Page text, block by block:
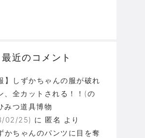
最近のコメント
】しずかちゃんの服が破れ
、全カットされる！！(の
みつ道具博物
02/25) に 匿名 より
かちゃんのパンツに目を奪